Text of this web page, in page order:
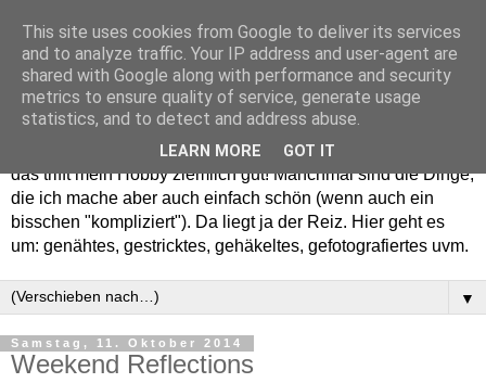
Willkommen in meinem "Wohnzimmer". Einfach und schön -
das trifft mein Hobby ziemlich gut! Manchmal sind die Dinge,
die ich mache aber auch einfach schön (wenn auch ein
bisschen "kompliziert"). Da liegt ja der Reiz. Hier geht es
um: genähtes, gestricktes, gehäkeltes, gefotografiertes uvm.
▼
Samstag, 11. Oktober 2014
Weekend Reflections
This site uses cookies from Google to deliver its services
and to analyze traffic. Your IP address and user-agent are
shared with Google along with performance and security
metrics to ensure quality of service, generate usage
statistics, and to detect and address abuse.
LEARN MORE GOT IT